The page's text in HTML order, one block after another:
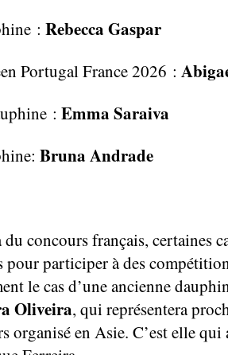
: Rebecca Gaspar
Portugal France 2026 :
: Emma Saraiva
Bruna Andrade
concours français, certaines
pour participer à des
le cas d’une ancienne
Oliveira, qui représentera
organisé en Asie. C’est elle